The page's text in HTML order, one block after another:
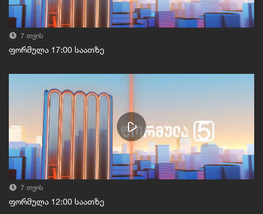
7 თვის
ფორმულა 17:00 საათზე
7 თვის
ფორმულა 12:00 საათზე